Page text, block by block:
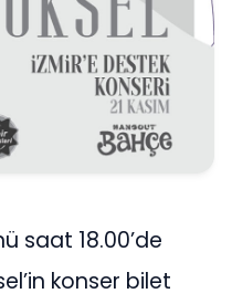
saat 18.00’de
konser bilet